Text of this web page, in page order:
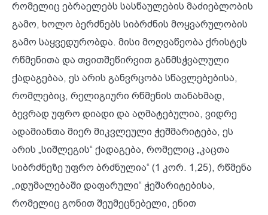
რომელიც ებრაელებს სასწაულების მაძიებლობის
გამო, ხოლო ბერძნებს სიბრძნის მოყვარულობის
გამო საყვედურობდა. მისი მოღვაწეობა ქრისტეს
რწმენითა და თვითშეწირვით განმსჭვალული
ქადაგებაა, ეს არის განვრცობა სწავლებებისა,
რომლებიც, რელიგიური რწმენის თანახმად,
ბევრად უფრო დიადი და აღმატებულია, ვიდრე
ადამიანთა მიერ მიკვლეული ჭეშმარიტება, ეს
არის „სიშლეგის“ ქადაგება, რომელიც „კაცთა
სიბრძნეზე უფრო ბრძნულია“ (1 კორ. 1,25), რწმენა
„იდუმალებაში დაფარული“ ჭეშარიტებისა,
რომელიც გონით შეუმეცნებელი, ენით